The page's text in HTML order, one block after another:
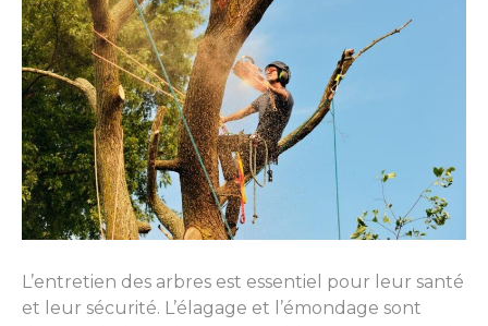
L’entretien des arbres est essentiel pour leur santé
et leur sécurité. L’élagage et l’émondage sont